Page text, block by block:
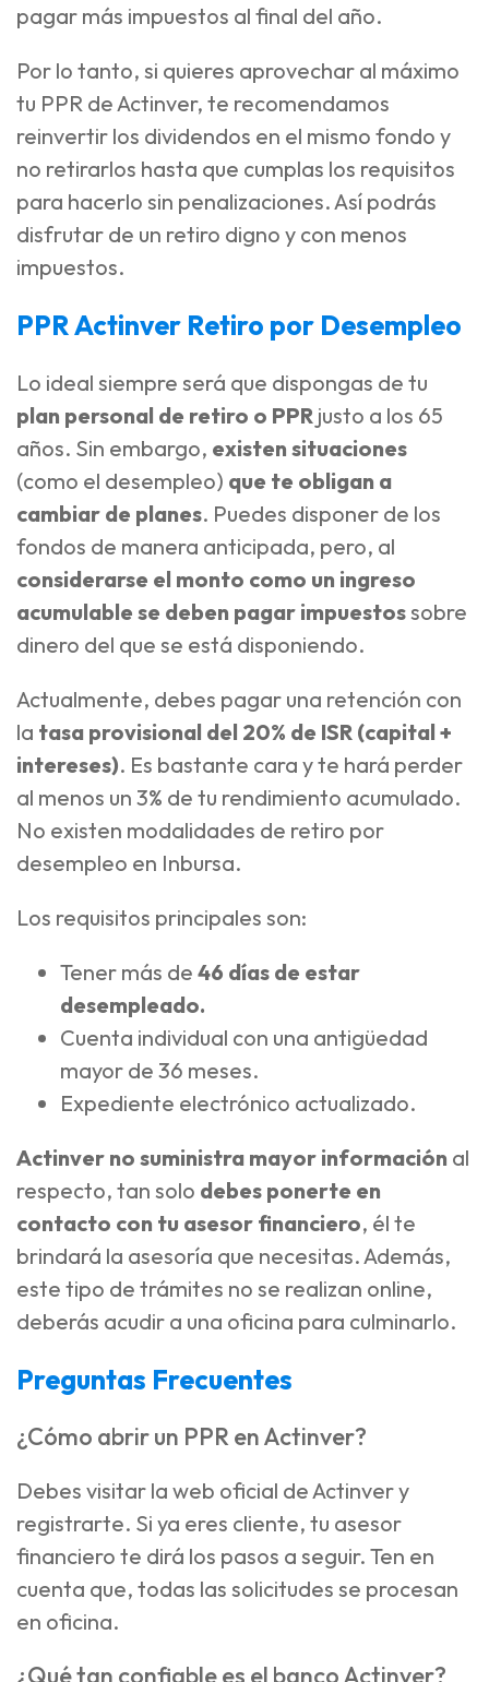
pagar más impuestos al final del año.
Por lo tanto, si quieres aprovechar al máximo
tu PPR de Actinver, te recomendamos
reinvertir los dividendos en el mismo fondo y
no retirarlos hasta que cumplas los requisitos
para hacerlo sin penalizaciones. Así podrás
disfrutar de un retiro digno y con menos
impuestos.
PPR Actinver Retiro por Desempleo
Lo ideal siempre será que dispongas de tu
plan personal de retiro o PPR justo a los 65
años. Sin embargo, existen situaciones
(como el desempleo) que te obligan a
cambiar de planes. Puedes disponer de los
fondos de manera anticipada, pero, al
considerarse el monto como un ingreso
acumulable se deben pagar impuestossobre
dinero del que se está disponiendo.
Actualmente, debes pagar una retención con
la tasa provisional del 20% de ISR (capital +
intereses). Es bastante cara y te hará perder
al menos un 3% de tu rendimiento acumulado.
No existen modalidades de retiro por
desempleo en Inbursa.
Los requisitos principales son:
Tener más de 46 días de estar
desempleado.
Cuenta individual con una antigüedad
mayor de 36 meses.
Expediente electrónico actualizado.
Actinver no suministra mayor información al
respecto, tan solo debes ponerte en
contacto con tu asesor financiero, él te
brindará la asesoría que necesitas. Además,
este tipo de trámites no se realizan online,
deberás acudir a una oficina para culminarlo.
Preguntas Frecuentes
¿Cómo abrir un PPR en Actinver?
Debes visitar la web oficial de Actinver y
registrarte. Si ya eres cliente, tu asesor
financiero te dirá los pasos a seguir. Ten en
cuenta que, todas las solicitudes se procesan
en oficina.
¿Qué tan confiable es el banco Actinver?